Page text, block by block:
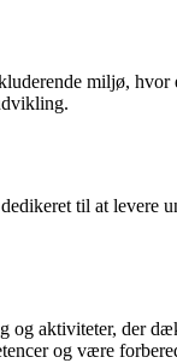
miljø,
til at
aktiviteter, der
og være